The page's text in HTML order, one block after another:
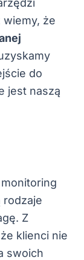
że
do
jest naszą
rodzaje
Z
klienci nie
swoich